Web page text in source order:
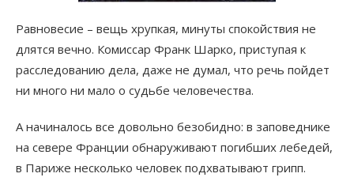
Равновесие – вещь хрупкая, минуты спокойствия не
длятся вечно. Комиссар Франк Шарко, приступая к
расследованию дела, даже не думал, что речь пойдет
ни много ни мало о судьбе человечества.
А начиналось все довольно безобидно: в заповеднике
на севере Франции обнаруживают погибших лебедей,
в Париже несколько человек подхватывают грипп.